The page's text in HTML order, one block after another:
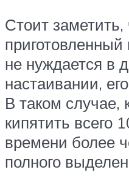
Стоит заметить,
приготовленный
не нуждается в
настаивании,
В таком случае,
кипятить всего
времени более
полного